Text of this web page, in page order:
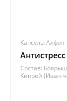
Капсулы Алфит
Антистресс
Состав:
Кипрей (Иван-